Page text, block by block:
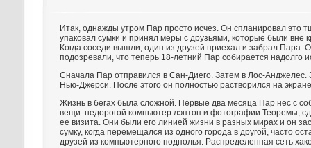
Итак, однажды утром Пар просто исчез. Он спланировал это
упаковал сумки и принял меры с друзьями, которые были вне
Когда соседи вышли, один из друзей приехал и забрал Пара.
подозревали, что теперь 18-летний Пар собирается надолго
Сначала Пар отправился в Сан-Диего. Затем в Лос-Анджелес.
Нью-Джерси. После этого он полностью растворился на
Жизнь в бегах была сложной. Первые два месяца Пар нес с
вещи: недорогой компьютер лэптоп и фотографии Теоремы,
ее визита. Они были его линией жизни в разных мирах и он
сумку, когда перемещался из одного города в другой, часто
друзей из компьютерного подполья. Распределенная сеть